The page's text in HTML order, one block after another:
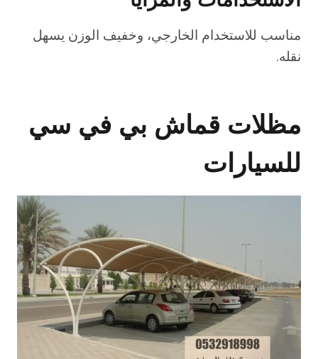
مناسب للاستخدام الخارجي، وخفيف الوزن يسهل
نقله.
مظلات قماش بي في سي
للسيارات